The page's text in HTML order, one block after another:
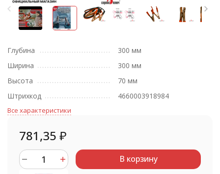
Глубина
300 мм
Ширина
300 мм
Высота
70 мм
Штрихкод
4660003918984
Все характеристики
781,35 ₽
В корзину